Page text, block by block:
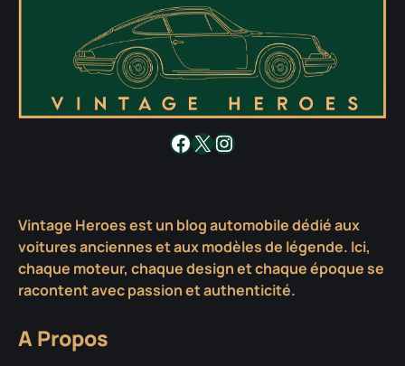
Facebook
X Instagram
Vintage Heroes est un blog automobile dédié aux
voitures anciennes et aux modèles de légende. Ici,
chaque moteur, chaque design et chaque époque se
racontent avec passion et authenticité.
A Propos